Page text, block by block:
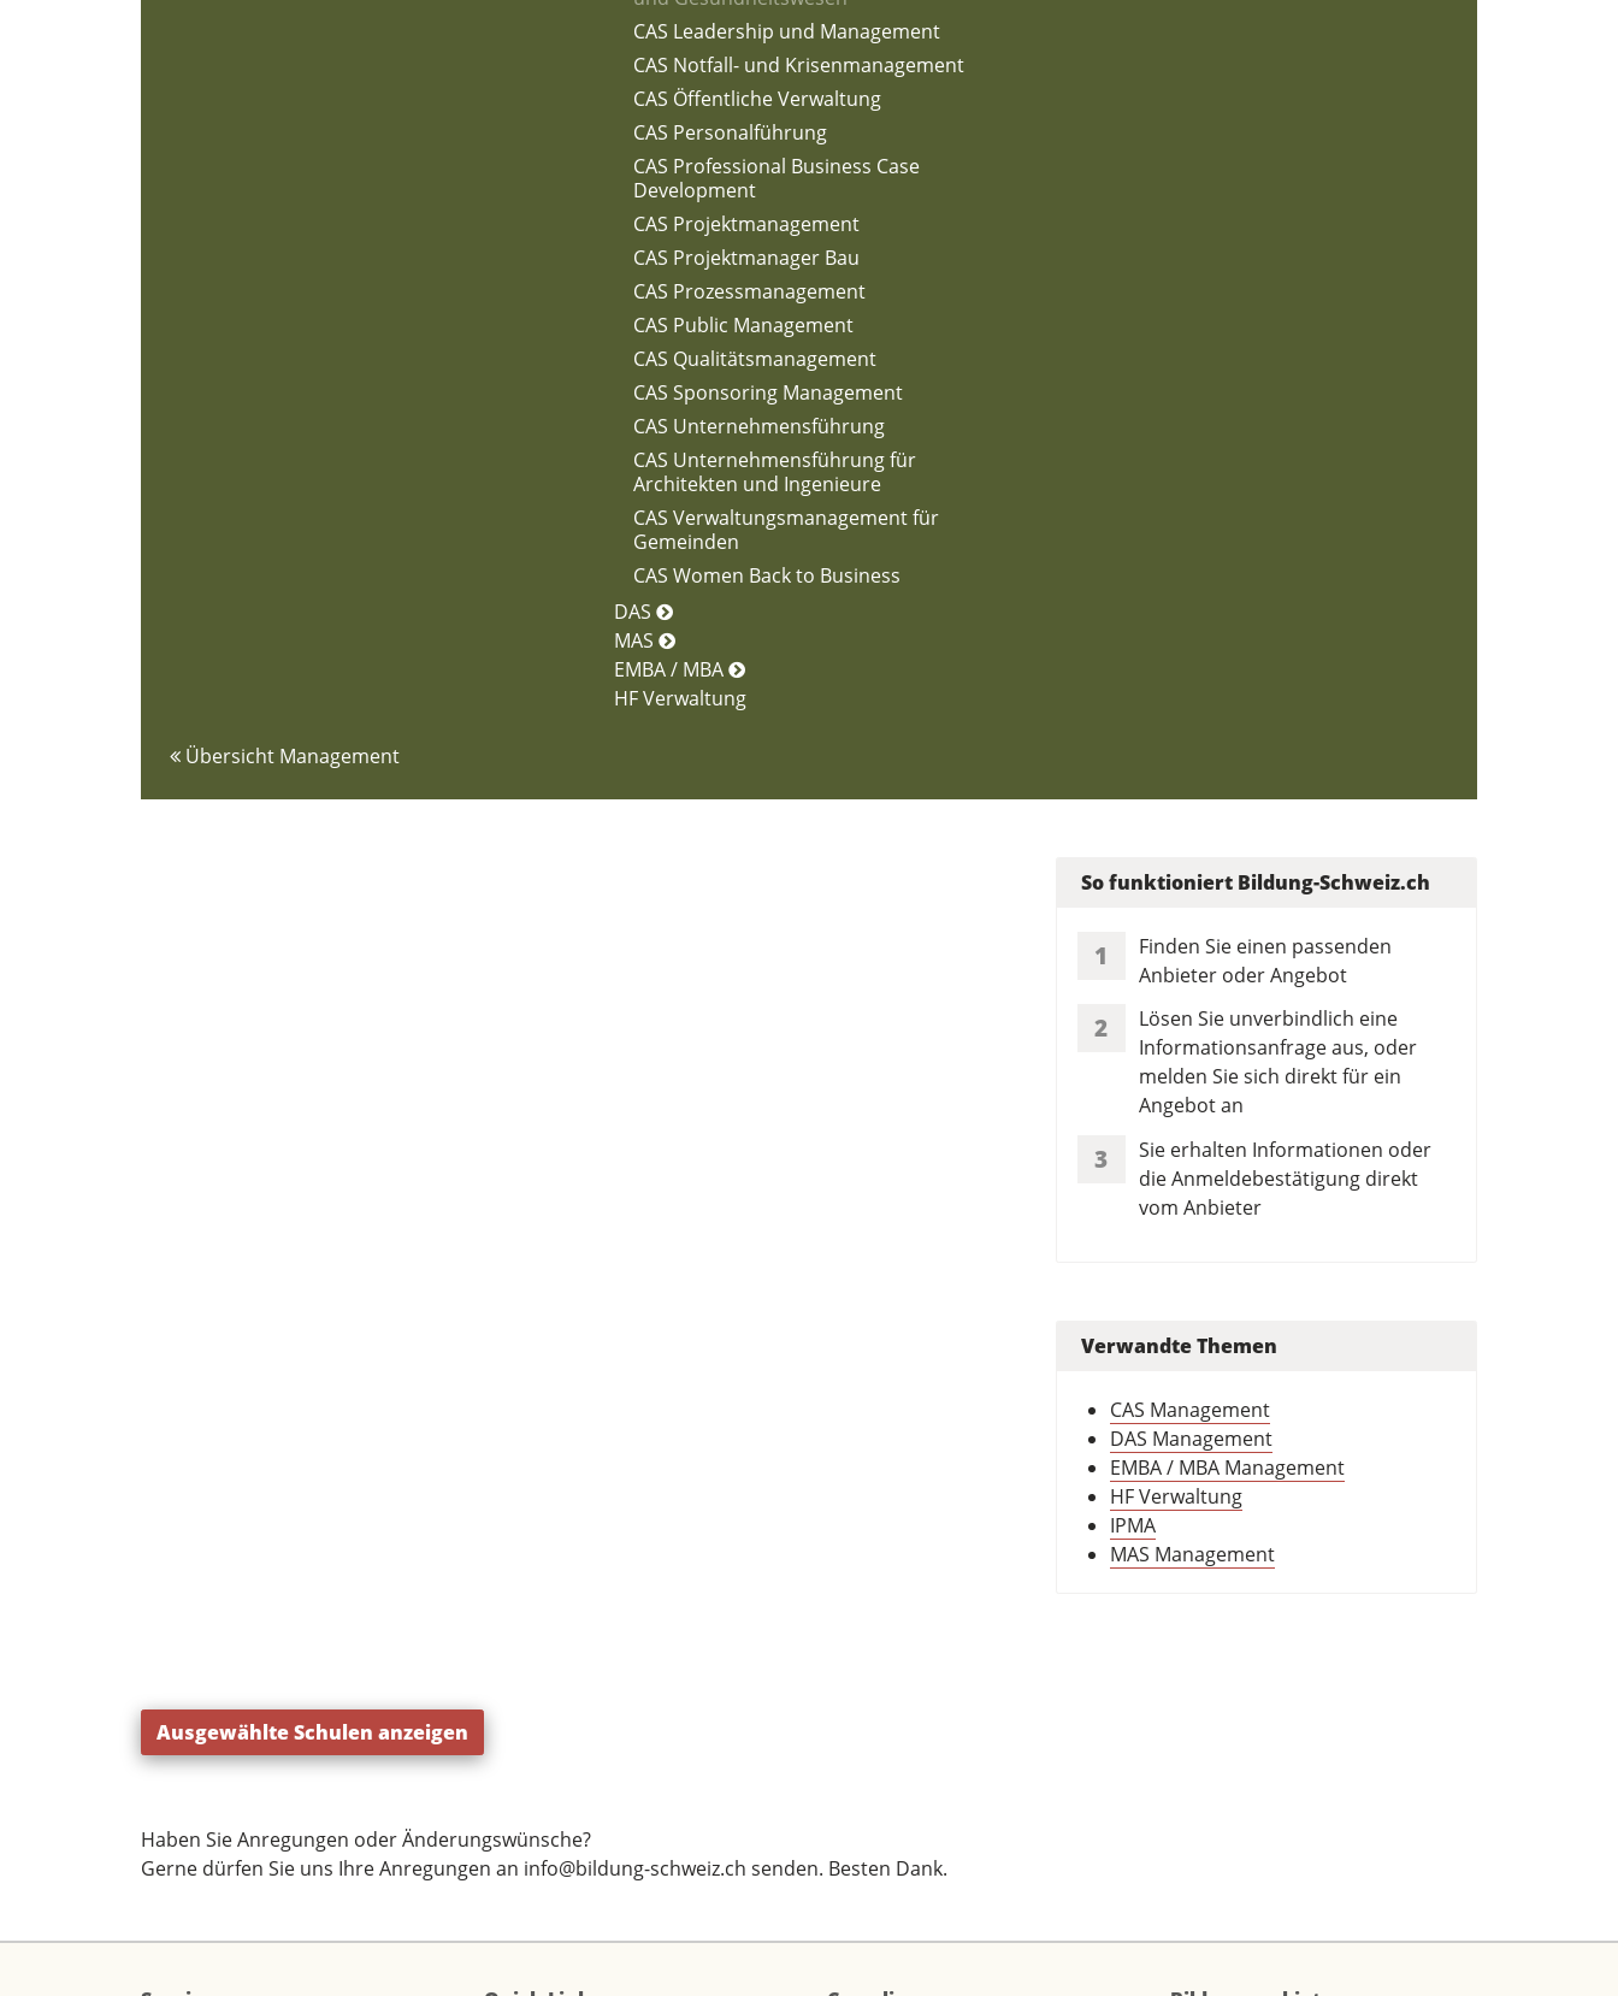
CAS Leadership und Management
CAS Notfall- und Krisenmanagement
CAS Öffentliche Verwaltung
CAS Personalführung
CAS Professional Business Case
Development
CAS Projektmanagement
CAS Projektmanager Bau
CAS Prozessmanagement
CAS Public Management
CAS Qualitätsmanagement
CAS Sponsoring Management
CAS Unternehmensführung
CAS Unternehmensführung für
Architekten und Ingenieure
CAS Verwaltungsmanagement für
Gemeinden
CAS Women Back to Business
DAS
MAS
EMBA / MBA
HF Verwaltung
Übersicht Management
So funktioniert Bildung-Schweiz.ch
1
Finden Sie einen passenden
Anbieter oder Angebot
2
Lösen Sie unverbindlich eine
Informationsanfrage aus, oder
melden Sie sich direkt für ein
Angebot an
3
Sie erhalten Informationen oder
die Anmeldebestätigung direkt
vom Anbieter
Verwandte Themen
CAS Management
DAS Management
EMBA / MBA Management
HF Verwaltung
IPMA
MAS Management
Ausgewählte Schulen anzeigen
Haben Sie Anregungen oder Änderungswünsche?
Gerne dürfen Sie uns Ihre Anregungen an info@bildung-schweiz.ch senden. Besten Dank.